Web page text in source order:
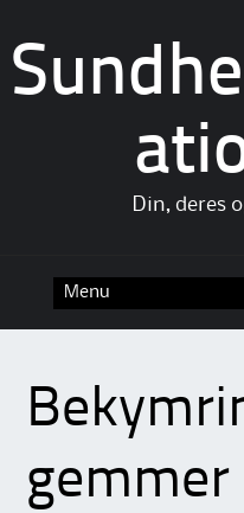
Din, deres